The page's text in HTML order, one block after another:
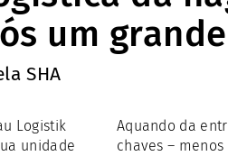
um
SHA
Logistik
unidade
Aquando da
chaves –